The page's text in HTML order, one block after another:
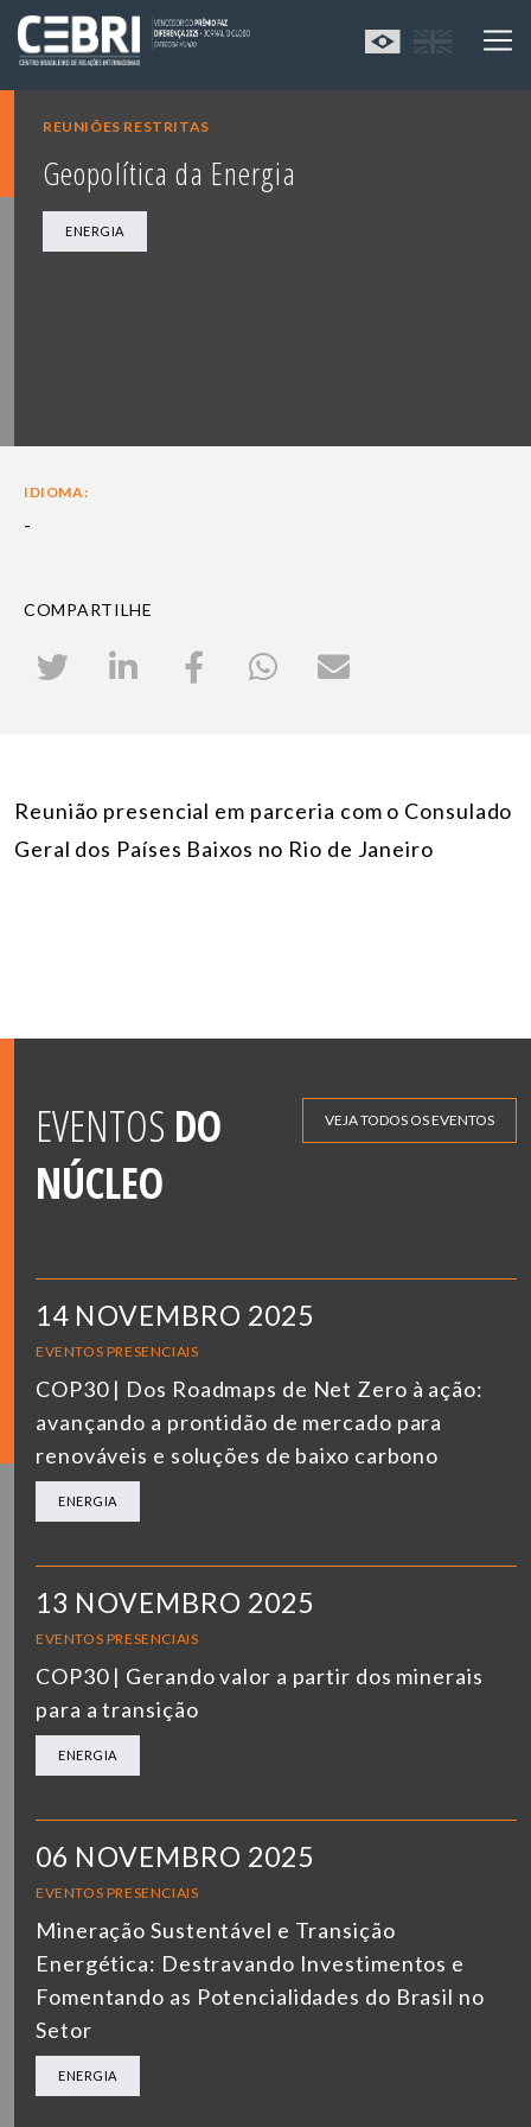
REUNIÕES RESTRITAS
Geopolítica da Energia
ENERGIA
IDIOMA:
-
COMPARTILHE
Reunião presencial em parceria com o Consulado
Geral dos Países Baixos no Rio de Janeiro
EVENTOS DO
NÚCLEO
VEJA TODOS OS EVENTOS
14 NOVEMBRO 2025
EVENTOS PRESENCIAIS
COP30 | Dos Roadmaps de Net Zero à ação:
avançando a prontidão de mercado para
renováveis e soluções de baixo carbono
ENERGIA
13 NOVEMBRO 2025
EVENTOS PRESENCIAIS
COP30 | Gerando valor a partir dos minerais
para a transição
ENERGIA
06 NOVEMBRO 2025
EVENTOS PRESENCIAIS
Mineração Sustentável e Transição
Energética: Destravando Investimentos e
Fomentando as Potencialidades do Brasil no
Setor
ENERGIA